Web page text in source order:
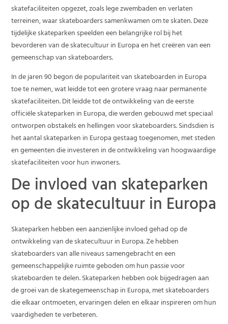
skatefaciliteiten opgezet, zoals lege zwembaden en verlaten
terreinen, waar skateboarders samenkwamen om te skaten. Deze
tijdelijke skateparken speelden een belangrijke rol bij het
bevorderen van de skatecultuur in Europa en het creëren van een
gemeenschap van skateboarders.
In de jaren 90 begon de populariteit van skateboarden in Europa
toe te nemen, wat leidde tot een grotere vraag naar permanente
skatefaciliteiten. Dit leidde tot de ontwikkeling van de eerste
officiële skateparken in Europa, die werden gebouwd met speciaal
ontworpen obstakels en hellingen voor skateboarders. Sindsdien is
het aantal skateparken in Europa gestaag toegenomen, met steden
en gemeenten die investeren in de ontwikkeling van hoogwaardige
skatefaciliteiten voor hun inwoners.
De invloed van skateparken
op de skatecultuur in Europa
Skateparken hebben een aanzienlijke invloed gehad op de
ontwikkeling van de skatecultuur in Europa. Ze hebben
skateboarders van alle niveaus samengebracht en een
gemeenschappelijke ruimte geboden om hun passie voor
skateboarden te delen. Skateparken hebben ook bijgedragen aan
de groei van de skategemeenschap in Europa, met skateboarders
die elkaar ontmoeten, ervaringen delen en elkaar inspireren om hun
vaardigheden te verbeteren.